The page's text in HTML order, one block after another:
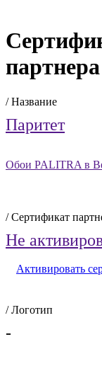
партнера
/ Название
Паритет
Обои PALITRA в
/ Сертификат
Не
Активировать
/ Логотип
-